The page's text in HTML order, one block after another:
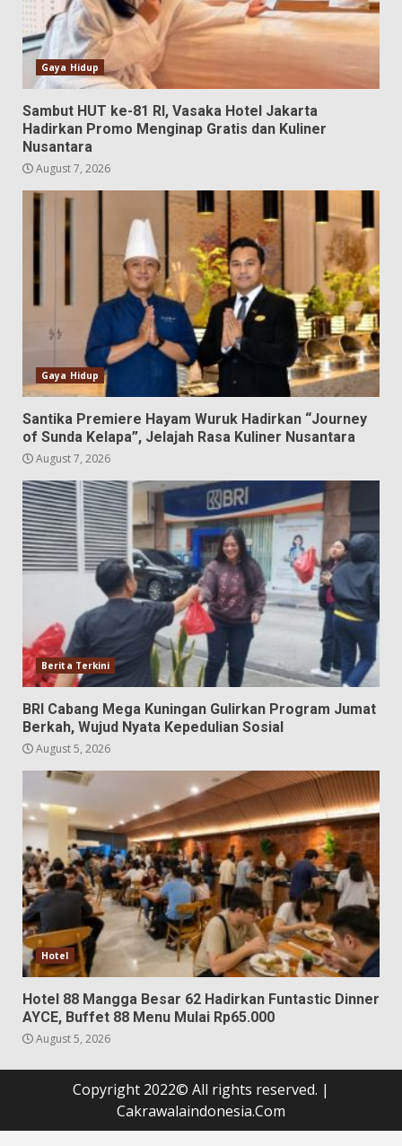
Gaya Hidup
Sambut HUT ke-81 RI, Vasaka Hotel Jakarta
Hadirkan Promo Menginap Gratis dan Kuliner
Nusantara
August 7, 2026
Gaya Hidup
Santika Premiere Hayam Wuruk Hadirkan “Journey
of Sunda Kelapa”, Jelajah Rasa Kuliner Nusantara
August 7, 2026
Berita Terkini
BRI Cabang Mega Kuningan Gulirkan Program Jumat
Berkah, Wujud Nyata Kepedulian Sosial
August 5, 2026
Hotel
Hotel 88 Mangga Besar 62 Hadirkan Funtastic Dinner
AYCE, Buffet 88 Menu Mulai Rp65.000
August 5, 2026
Copyright 2022© All rights reserved. |
Cakrawalaindonesia.Com